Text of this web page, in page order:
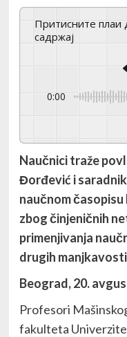
Притисните плаи да бисте слушали овај
садржај
0:00
Naučnici traže
Đorđević i
naučnom
zbog činjeničnih
primenjivanja
drugih
Beograd, 20.
Profesori
fakulteta